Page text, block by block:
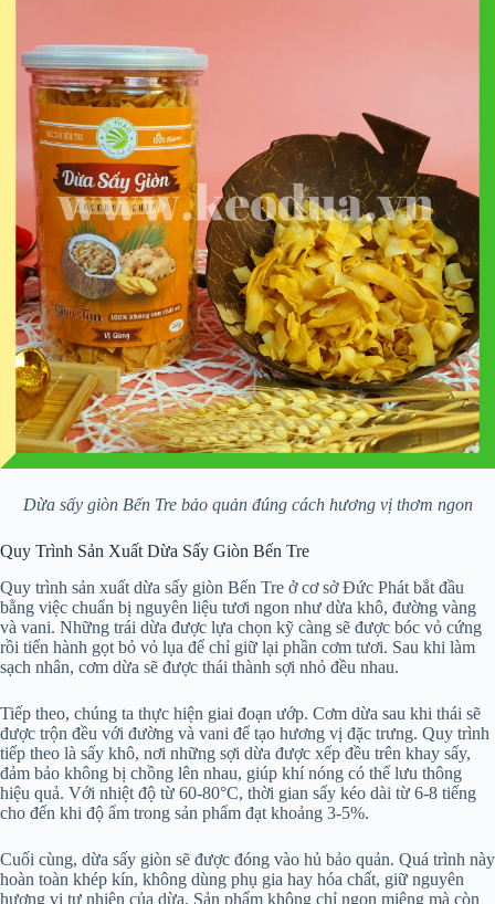
Dừa sấy giòn Bến Tre bảo quản đúng cách hương vị thơm ngon
Quy Trình Sản Xuất Dừa Sấy Giòn Bến Tre
Quy trình sản xuất dừa sấy giòn Bến Tre ở cơ sở Đức Phát bắt đầu
bằng việc chuẩn bị nguyên liệu tươi ngon như dừa khô, đường vàng
và vani. Những trái dừa được lựa chọn kỹ càng sẽ được bóc vỏ cứng
rồi tiến hành gọt bỏ vỏ lụa để chỉ giữ lại phần cơm tươi. Sau khi làm
sạch nhân, cơm dừa sẽ được thái thành sợi nhỏ đều nhau.
Tiếp theo, chúng ta thực hiện giai đoạn ướp. Cơm dừa sau khi thái sẽ
được trộn đều với đường và vani để tạo hương vị đặc trưng. Quy trình
tiếp theo là sấy khô, nơi những sợi dừa được xếp đều trên khay sấy,
đảm bảo không bị chồng lên nhau, giúp khí nóng có thể lưu thông
hiệu quả. Với nhiệt độ từ 60-80°C, thời gian sấy kéo dài từ 6-8 tiếng
cho đến khi độ ẩm trong sản phẩm đạt khoảng 3-5%.
Cuối cùng, dừa sấy giòn sẽ được đóng vào hủ bảo quản. Quá trình này
hoàn toàn khép kín, không dùng phụ gia hay hóa chất, giữ nguyên
hương vị tự nhiên của dừa. Sản phẩm không chỉ ngon miệng mà còn